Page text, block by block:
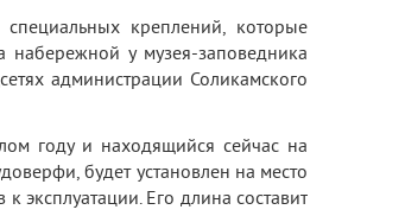
креплений, которые
набережной у музея-заповедника
администрации Соликамского
году и находящийся сейчас на
будет установлен на место
эксплуатации. Его длина составит